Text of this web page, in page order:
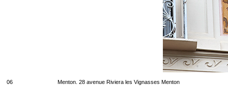
06 Menton. 28 avenue Riviera les Vignasses Menton